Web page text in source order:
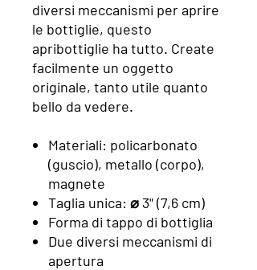
diversi meccanismi per aprire
le bottiglie, questo
apribottiglie ha tutto. Create
facilmente un oggetto
originale, tanto utile quanto
bello da vedere.
Materiali: policarbonato
(guscio), metallo (corpo),
magnete
Taglia unica: ⌀ 3" (7,6 cm)
Forma di tappo di bottiglia
Due diversi meccanismi di
apertura